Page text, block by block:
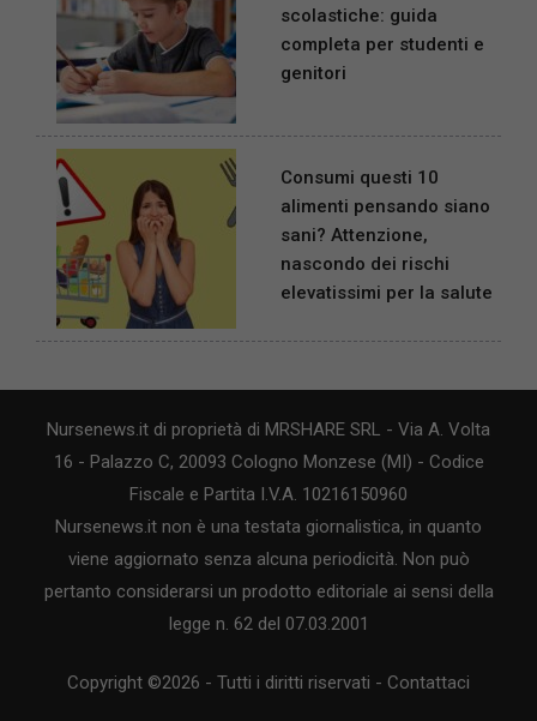
scolastiche: guida
completa per studenti e
genitori
Consumi questi 10
alimenti pensando siano
sani? Attenzione,
nascondo dei rischi
elevatissimi per la salute
Nursenews.it di proprietà di MRSHARE SRL - Via A. Volta
16 - Palazzo C, 20093 Cologno Monzese (MI) - Codice
Fiscale e Partita I.V.A. 10216150960
Nursenews.it non è una testata giornalistica, in quanto
viene aggiornato senza alcuna periodicità. Non può
pertanto considerarsi un prodotto editoriale ai sensi della
legge n. 62 del 07.03.2001
Copyright ©2026 - Tutti i diritti riservati - Contattaci